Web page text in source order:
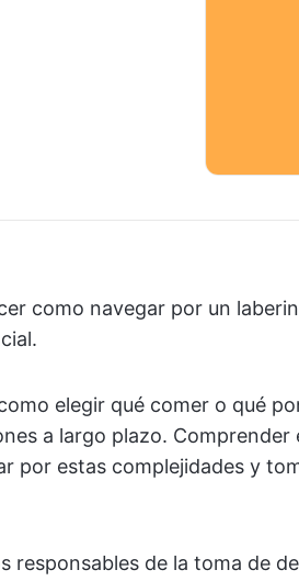
como navegar por un
elegir qué comer o qué
a largo plazo. Comprender
por estas complejidades y
responsables de la toma de